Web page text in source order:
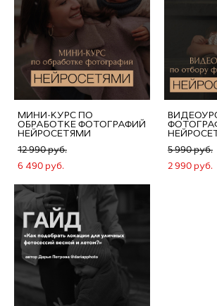
МИНИ-КУРС ПО
ОБРАБОТКЕ ФОТОГРАФИЙ
НЕЙРОСЕТЯМИ
12 990 pуб.
6 490 pуб.
5 990 pуб.
2 990 pуб.